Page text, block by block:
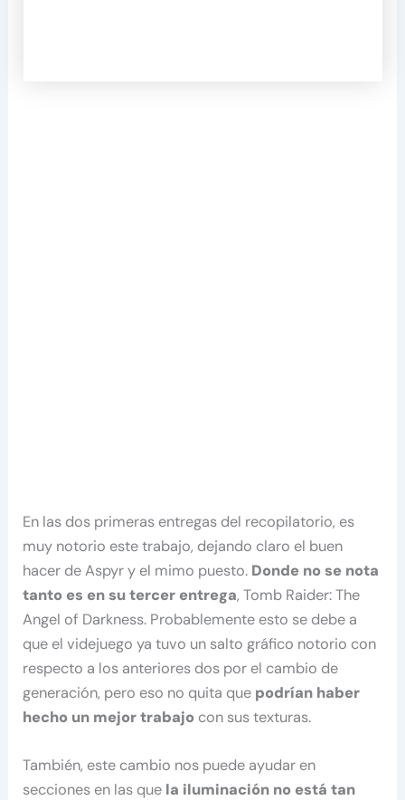
En las dos primeras entregas del recopilatorio, es
muy notorio este trabajo, dejando claro el buen
hacer de Aspyr y el mimo puesto. Donde no se nota
tanto es en su tercer entrega, Tomb Raider: The
Angel of Darkness. Probablemente esto se debe a
que el videjuego ya tuvo un salto gráfico notorio con
respecto a los anteriores dos por el cambio de
generación, pero eso no quita que podrían haber
hecho un mejor trabajo con sus texturas.
También, este cambio nos puede ayudar en
secciones en las que la iluminación no está tan